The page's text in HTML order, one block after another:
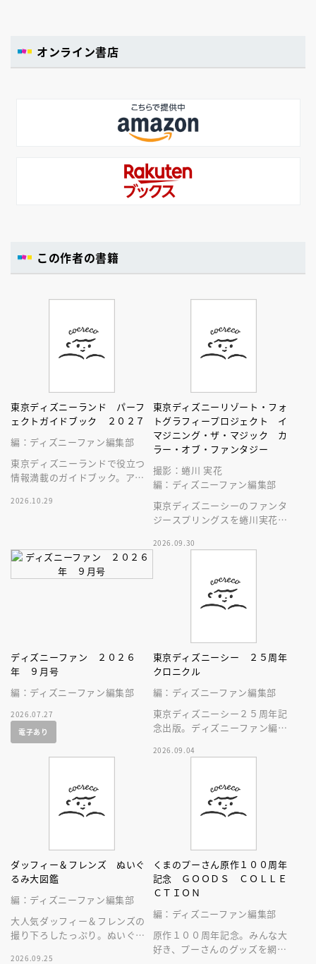
オンライン書店
この作者の書籍
東京ディズニーランド パーフ
ェクトガイドブック ２０２７
編：ディズニーファン編集部
東京ディズニーランドで役立つ
情報満載のガイドブック。アト
ン、グッズまでが１冊に！
2026.10.29
東京ディズニーリゾート・フォ
トグラフィープロジェクト イ
マジニング・ザ・マジック カ
ラー・オブ・ファンタジー
撮影：蜷川 実花
編：ディズニーファン編集部
東京ディズニーシーのファンタ
ジースプリングスを蜷川実花が
2026.09.30
ディズニーファン ２０２６
年 ９月号
編：ディズニーファン編集部
2026.07.27
電子あり
東京ディズニーシー ２５周年
クロニクル
編：ディズニーファン編集部
東京ディズニーシー２５周年記
念出版。ディズニーファン編集
したパークファン必見の２５年
2026.09.04
ダッフィー＆フレンズ ぬいぐ
るみ大図鑑
編：ディズニーファン編集部
大人気ダッフィー＆フレンズの
撮り下ろしたっぷり。ぬいぐる
2026.09.25
くまのプーさん原作１００周年
記念 ＧＯＯＤＳ ＣＯＬＬＥ
ＣＴＩＯＮ
編：ディズニーファン編集部
原作１００周年記念。みんな大
好き、プーさんのグッズを網羅